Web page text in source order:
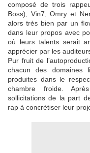
composé de trois
Boss), Vin7, Omry et
alors très bien par un
dans leur propos avec
où leurs talents serait
apprécier par les
Pur fruit de
chacun des domaines
produites dans le
chambre froide.
sollicitations de la part
rap à concrétiser leur